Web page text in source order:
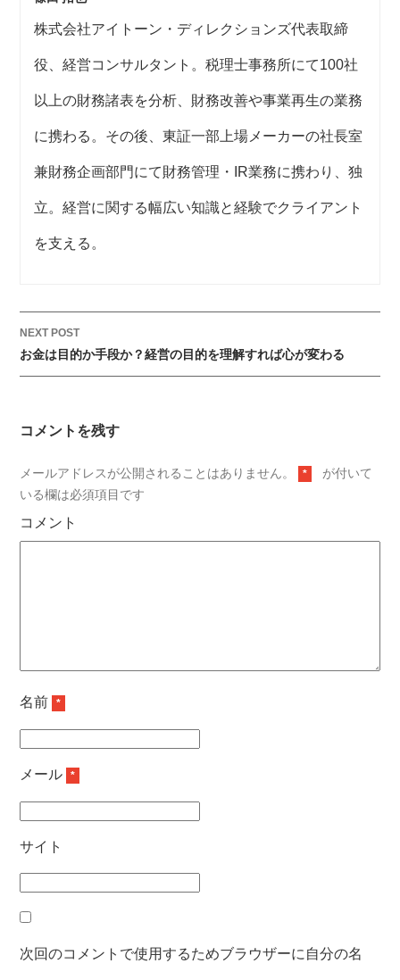
株式会社アイトーン・ディレクションズ代表取締
役、経営コンサルタント。税理士事務所にて100社
以上の財務諸表を分析、財務改善や事業再生の業務
に携わる。その後、東証一部上場メーカーの社長室
兼財務企画部門にて財務管理・IR業務に携わり、独
立。経営に関する幅広い知識と経験でクライアント
を支える。
NEXT POST
お金は目的か手段か？経営の目的を理解すれば心が変わる
コメントを残す
メールアドレスが公開されることはありません。 *
が付いて
いる欄は必須項目です
コメント
名前 *
メール *
サイト
次回のコメントで使用するためブラウザーに自分の名